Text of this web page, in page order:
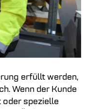
erfüllt werden,
Wenn der Kunde
spezielle